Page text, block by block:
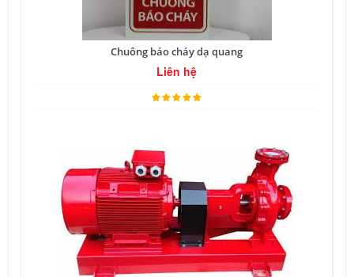
Chuông báo cháy dạ quang
Liên hệ